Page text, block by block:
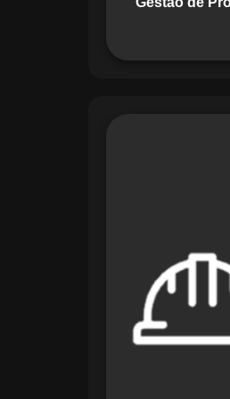
com
Maestro
registros de
e
automatiza